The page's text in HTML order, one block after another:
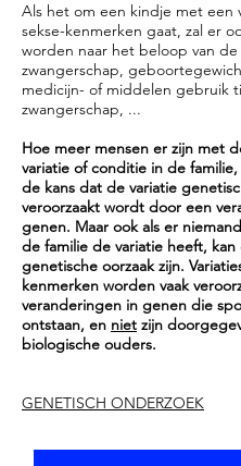
diagnostische proces
psychosociale
aangeboden. Voor veel
de vaststelling van een
sekse-kenmerken een
gebeurtenis, die
zich mee kan brengen,
opwerpt. Wat betekent
voor mijzelf en/of mijn
vlak van gezondheid en
zijn? Wat kan ik allemaal
verwachten en hoe ga ik
om? Hoe kan ik mijn
informeren (bv. familie en
momenteel géén officiële
Als het om een kindje met een
sekse-kenmerken gaat, zal er
worden naar het beloop van de
zwangerschap,
medicijn- of middelen gebruik
zwangerschap, ...
Hoe meer mensen er zijn met
variatie of conditie in de
de kans dat de variatie
veroorzaakt wordt door een
genen. Maar ook als er
de familie de variatie heeft, kan
genetische oorzaak zijn.
kenmerken worden vaak
veranderingen in genen die
ontstaan, en niet zijn
biologische ouders.
GENETISCH ONDERZOEK